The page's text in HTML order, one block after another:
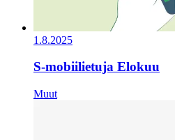
1.8.2025
S-mobiilietuja Elokuu
Muut